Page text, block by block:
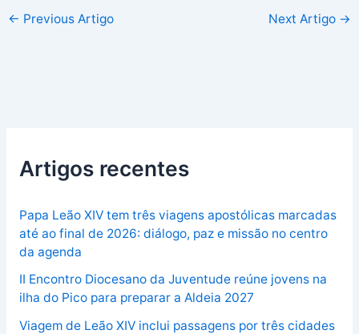
← Previous Artigo Next Artigo →
Artigos recentes
Papa Leão XIV tem três viagens apostólicas marcadas
até ao final de 2026: diálogo, paz e missão no centro
da agenda
II Encontro Diocesano da Juventude reúne jovens na
ilha do Pico para preparar a Aldeia 2027
Viagem de Leão XIV inclui passagens por três cidades